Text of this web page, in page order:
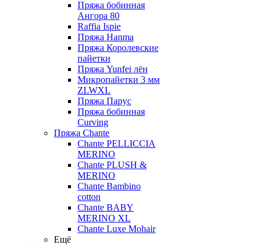
Пряжа бобинная
Ангора 80
Raffia Ispie
Пряжа Hanma
Пряжа Королевские
пайетки
Пряжа Yunfei лён
Микропайетки 3 мм
ZLWXL
Пряжа Парус
Пряжа бобинная
Curving
Пряжа Chante
Chante PELLICCIA
MERINO
Chante PLUSH &
MERINO
Chante Bambino
cotton
Chante BABY
MERINO XL
Chante Luxe Mohair
Ещё